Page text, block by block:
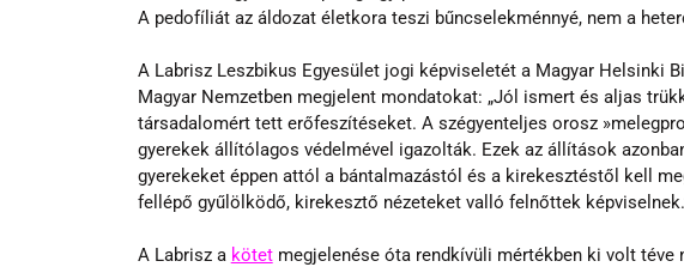
A pedofíliát az áldozat életkora teszi bűncselekménnyé, nem a
A Labrisz Leszbikus Egyesület jogi képviseletét a Magyar Helsinki
Magyar Nemzetben megjelent mondatokat: „Jól ismert és aljas
társadalomért tett erőfeszítéseket. A szégyenteljes orosz
gyerekek állítólagos védelmével igazolták. Ezek az állítások
gyerekeket éppen attól a bántalmazástól és a kirekesztéstől kell
fellépő gyűlölködő, kirekesztő nézeteket valló felnőttek
A Labrisz a kötet megjelenése óta rendkívüli mértékben ki volt téve